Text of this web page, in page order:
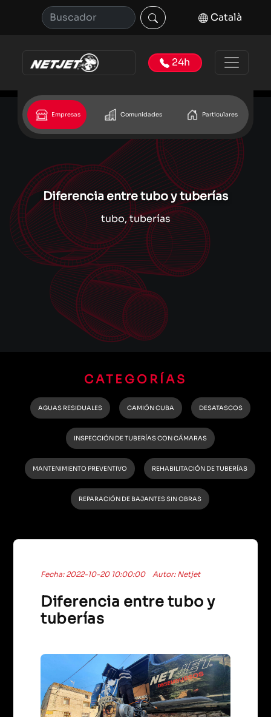
Català
24h
Empresas Comunidades Particulares
Diferencia entre tubo y tuberías
tubo, tuberías
CATEGORÍAS
AGUAS RESIDUALES CAMIÓN CUBA DESATASCOS
INSPECCIÓN DE TUBERÍAS CON CÁMARAS
MANTENIMIENTO PREVENTIVO REHABILITACIÓN DE TUBERÍAS
REPARACIÓN DE BAJANTES SIN OBRAS
Fecha: 2022-10-20 10:00:00 Autor: Netjet
Diferencia entre tubo y
tuberías